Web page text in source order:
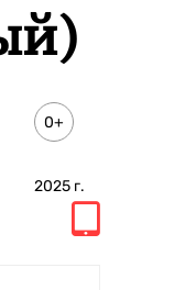
0+
2025 г.